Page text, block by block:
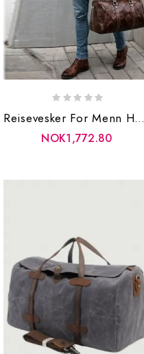
Reisevesker For Menn Høykvalitets Håndvesker Retro Bagasjeveske Med Stor Kapasitet I Ekte Skinn Gitter Duffle
NOK1,772.80